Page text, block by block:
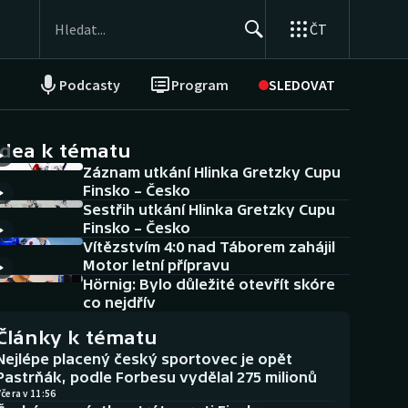
ČT
Podcasty Program SLEDOVAT
NEPŘEHLÉDNĚTE
Historické návraty
Aplikace ČT sport
AZ kvíz
k tématu
Záznam utkání Hlinka Gretzky Cupu
Finsko – Česko
Sestřih utkání Hlinka Gretzky Cupu
Finsko – Česko
Vítězstvím 4:0 nad Táborem zahájil
Motor letní přípravu
Hörnig: Bylo důležité otevřít skóre
co nejdřív
k tématu
placený český sportovec je opět
podle Forbesu vydělal 275 milionů
v 11:56